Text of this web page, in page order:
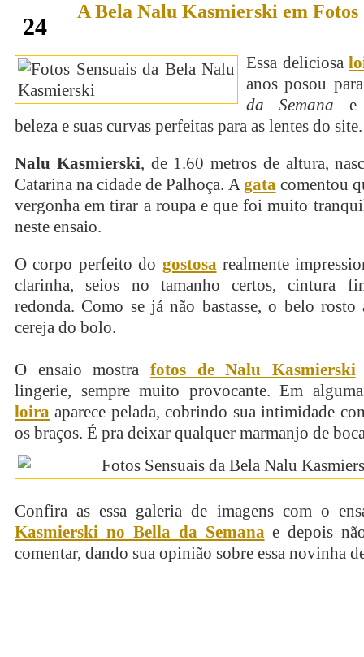
24
A Bela Nalu Kasmierski em Fotos
Essa deliciosa
anos posou
da Semana e
beleza e suas curvas perfeitas para as lentes do site.
Nalu Kasmierski, de 1.60 metros de altura,
Catarina na cidade de Palhoça. Agatacomentou
vergonha em tirar a roupa e que foi muito
neste ensaio.
O corpo perfeito do gostosarealmente
clarinha, seios no tamanho certos, cintura
redonda. Como se já não bastasse, o belo rosto
cereja do bolo.
O ensaio mostra fotos de Nalu Kasmierski
lingerie, sempre muito provocante. Em
loira aparece pelada, cobrindo sua intimidade
os braços. É pra deixar qualquer marmanjo de
Confira as essa galeria de imagens com o
Kasmierski no Bella da Semanae depois
comentar, dando sua opinião sobre essa novinha